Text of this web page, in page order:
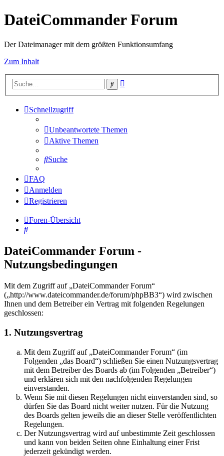
DateiCommander Forum
Der Dateimanager mit dem größten Funktionsumfang
Zum Inhalt
Suche
Schnellzugriff
Unbeantwortete Themen
Aktive Themen
Suche
FAQ
Anmelden
Registrieren
Foren-Übersicht
Suche
DateiCommander Forum -
Nutzungsbedingungen
Mit dem Zugriff auf „DateiCommander Forum“
(„http://www.dateicommander.de/forum/phpBB3“) wird zwischen
Ihnen und dem Betreiber ein Vertrag mit folgenden Regelungen
geschlossen:
1. Nutzungsvertrag
Mit dem Zugriff auf „DateiCommander Forum“ (im
Folgenden „das Board“) schließen Sie einen Nutzungsvertrag
mit dem Betreiber des Boards ab (im Folgenden „Betreiber“)
und erklären sich mit den nachfolgenden Regelungen
einverstanden.
Wenn Sie mit diesen Regelungen nicht einverstanden sind, so
dürfen Sie das Board nicht weiter nutzen. Für die Nutzung
des Boards gelten jeweils die an dieser Stelle veröffentlichten
Regelungen.
Der Nutzungsvertrag wird auf unbestimmte Zeit geschlossen
und kann von beiden Seiten ohne Einhaltung einer Frist
jederzeit gekündigt werden.